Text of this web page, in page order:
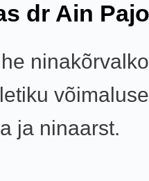
dr Ain
ja ninaarst.